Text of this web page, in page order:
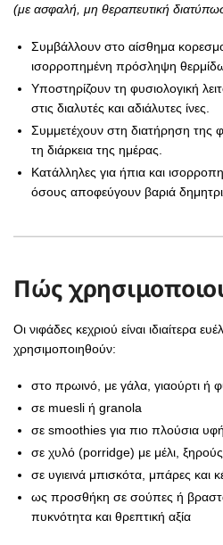
(με ασφαλή, μη θεραπευτική
Συμβάλλουν στο αίσθημα
ισορροπημένη πρόσληψη
Υποστηρίζουν τη φυσιολογική
στις διαλυτές και αδιάλυτες ίνες.
Συμμετέχουν στη διατήρηση της
τη διάρκεια της ημέρας.
Κατάλληλες για ήπια και
όσους αποφεύγουν βαριά
Πώς
Οι νιφάδες κεχριού είναι ιδιαίτερα
χρησιμοποιηθούν:
στο πρωινό, με γάλα, γιαούρτι ή
σε muesli ή granola
σε smoothies για πιο πλούσια υφή
σε χυλό (porridge) με μέλι,
σε υγιεινά μπισκότα, μπάρες και
ως προσθήκη σε σούπες ή
πυκνότητα και θρεπτική αξία